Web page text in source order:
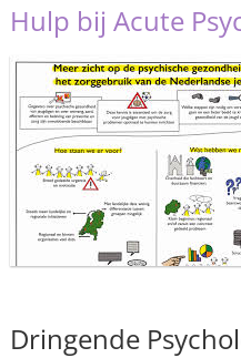
Hulp bij Acute
Dringende